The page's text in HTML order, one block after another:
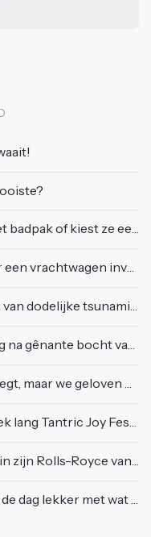
ze eerder voor een bikini?
vrachtwagen invoegen
tsunami uit 2004
van 180 graden bij verkeerslicht
geloven haar helemaal!
Joy Festival met je doet
Royce van $600.000
wat rek- en strekoefeningen